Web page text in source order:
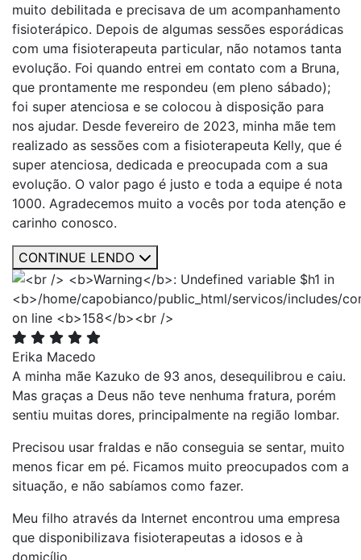
muito debilitada e precisava de um acompanhamento
fisioterápico. Depois de algumas sessões esporádicas
com uma fisioterapeuta particular, não notamos tanta
evolução. Foi quando entrei em contato com a Bruna,
que prontamente me respondeu (em pleno sábado);
foi super atenciosa e se colocou à disposição para
nos ajudar. Desde fevereiro de 2023, minha mãe tem
realizado as sessões com a fisioterapeuta Kelly, que é
super atenciosa, dedicada e preocupada com a sua
evolução. O valor pago é justo e toda a equipe é nota
1000. Agradecemos muito a vocês por toda atenção e
carinho conosco.
CONTINUE LENDO
Erika Macedo
A minha mãe Kazuko de 93 anos, desequilibrou e caiu.
Mas graças a Deus não teve nenhuma fratura, porém
sentiu muitas dores, principalmente na região lombar.
Precisou usar fraldas e não conseguia se sentar, muito
menos ficar em pé. Ficamos muito preocupados com a
situação, e não sabíamos como fazer.
Meu filho através da Internet encontrou uma empresa
que disponibilizava fisioterapeutas a idosos e à